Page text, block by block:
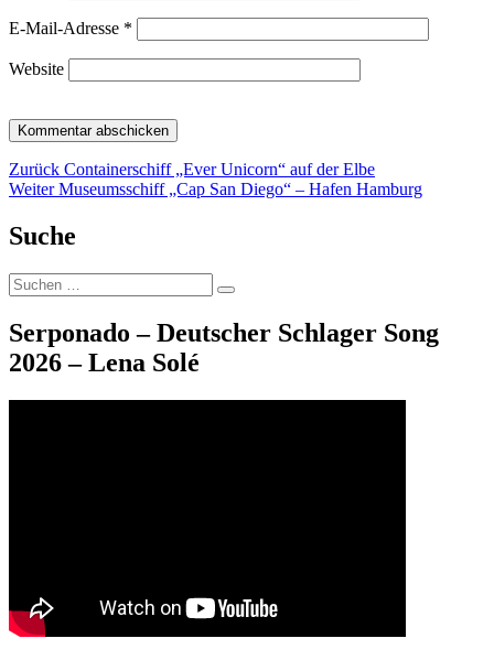
E-Mail-Adresse *
Website
Beitragsnavigation
Zurück Vorheriger
Beitrag:
Containerschiff „Ever Unicorn“ auf der Elbe
Weiter Nächster
Museumsschiff „Cap San Diego“ – Hafen Hamburg
Suche
Suche
nach:
Suchen
Serponado – Deutscher Schlager Song
2026 – Lena Solé